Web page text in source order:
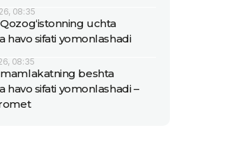
08:35
uchta
havo sifati yomonlashadi
08:35
beshta
havo sifati yomonlashadi –